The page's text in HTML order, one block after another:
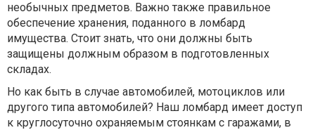
необычных предметов. Важно также правильное
обеспечение хранения, поданного в ломбард
имущества. Стоит знать, что они должны быть
защищены должным образом в подготовленных
складах.
Но как быть в случае автомобилей, мотоциклов или
другого типа автомобилей? Наш ломбард имеет доступ
к круглосуточно охраняемым стоянкам с гаражами, в